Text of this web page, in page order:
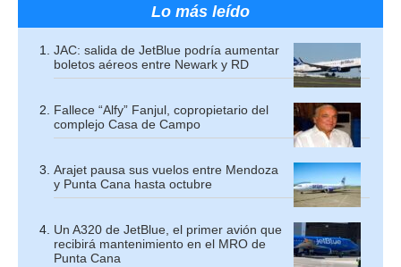
Lo más leído
JAC: salida de JetBlue podría aumentar
boletos aéreos entre Newark y RD
Fallece “Alfy” Fanjul, copropietario del
complejo Casa de Campo
Arajet pausa sus vuelos entre Mendoza
y Punta Cana hasta octubre
Un A320 de JetBlue, el primer avión que
recibirá mantenimiento en el MRO de
Punta Cana